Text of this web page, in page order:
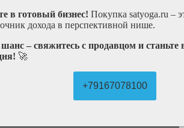
в готовый бизнес! Покупка satyoga.ru –
дохода в перспективной нише.
– свяжитесь с продавцом и
🚀
+79167078100